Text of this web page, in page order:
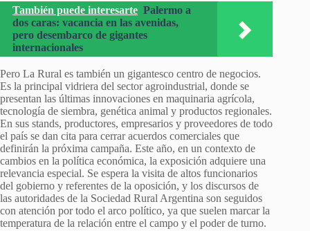
También puede interesarte Palermo a
dos caras: vacancia en las avenidas,
pero desembarco de gigantes
internacionales
Pero La Rural es también un gigantesco centro de negocios.
Es la principal vidriera del sector agroindustrial, donde se
presentan las últimas innovaciones en maquinaria agrícola,
tecnología de siembra, genética animal y productos regionales.
En sus stands, productores, empresarios y proveedores de todo
el país se dan cita para cerrar acuerdos comerciales que
definirán la próxima campaña. Este año, en un contexto de
cambios en la política económica, la exposición adquiere una
relevancia especial. Se espera la visita de altos funcionarios
del gobierno y referentes de la oposición, y los discursos de
las autoridades de la Sociedad Rural Argentina son seguidos
con atención por todo el arco político, ya que suelen marcar la
temperatura de la relación entre el campo y el poder de turno.